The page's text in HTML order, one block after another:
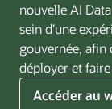
nouvelle AI
sein d’une
gouvernée, afin
déployer et
Accéder au
Oracle